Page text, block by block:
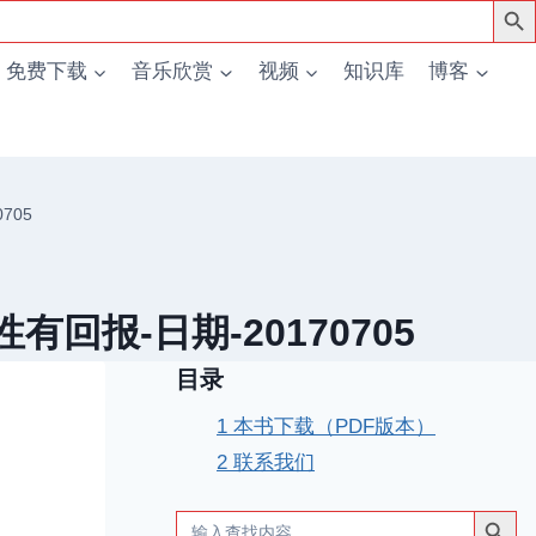
免费下载 音乐欣赏 视频 知识库 博客
有回报-日期-20170705
目录
1 本书下载（PDF版本）
2 联系我们
Search
搜索按钮